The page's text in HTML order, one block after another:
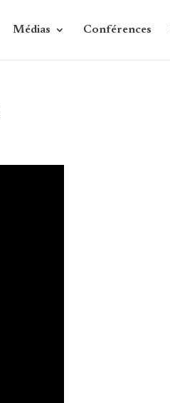
Médias Conférences